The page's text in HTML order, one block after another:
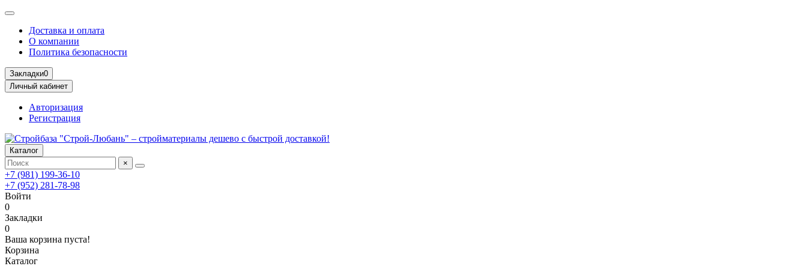
Доставка и оплата
О компании
Политика безопасности
Закладки0
Личный кабинет
Авторизация
Регистрация
Каталог
×
+7 (981) 199-36-10
+7 (952) 281-78-98
Войти
0
Закладки
0
Ваша корзина пуста!
Корзина
Каталог